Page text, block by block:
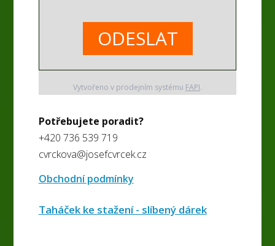
ODESLAT
Vytvořeno v prodejním systému FAPI.
Potřebujete poradit?
+420 736 539 719
cvrckova@josefcvrcek.cz
Obchodní podmínky
Taháček ke stažení - slíbený dárek